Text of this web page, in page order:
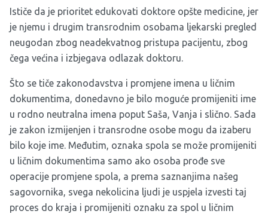
Ističe da je prioritet edukovati doktore opšte medicine, jer
je njemu i drugim transrodnim osobama ljekarski pregled
neugodan zbog neadekvatnog pristupa pacijentu, zbog
čega većina i izbjegava odlazak doktoru.
Što se tiče zakonodavstva i promjene imena u ličnim
dokumentima, donedavno je bilo moguće promijeniti ime
u rodno neutralna imena poput Saša, Vanja i slično. Sada
je zakon izmijenjen i transrodne osobe mogu da izaberu
bilo koje ime. Međutim, oznaka spola se može promijeniti
u ličnim dokumentima samo ako osoba prođe sve
operacije promjene spola, a prema saznanjima našeg
sagovornika, svega nekolicina ljudi je uspjela izvesti taj
proces do kraja i promijeniti oznaku za spol u ličnim